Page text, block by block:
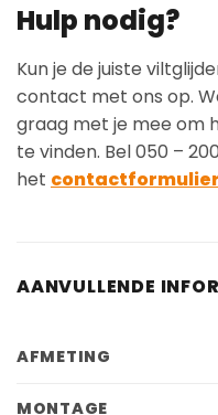
Hulp nodig?
Kun je de juiste
contact met ons op.
graag met je mee om
te vinden. Bel 050 –
het contactformulier
AANVULLENDE
AFMETING
MONTAGE